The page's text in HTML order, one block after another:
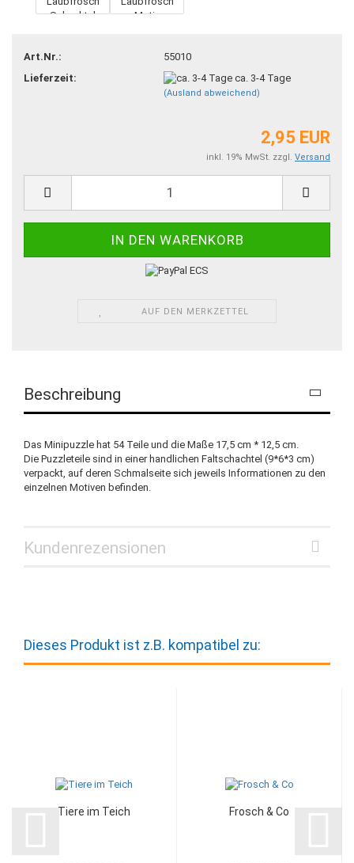
Art.Nr.:
55010
Lieferzeit:
ca. 3-4 Tage
(Ausland abweichend)
2,95 EUR
inkl. 19% MwSt. zzgl. Versand
AUF DEN MERKZETTEL
Beschreibung
Das Minipuzzle hat 54 Teile und die Maße 17,5 cm * 12,5 cm.
Die Puzzleteile sind in einer handlichen Faltschachtel (9*6*3 cm)
verpackt, auf deren Schmalseite sich jeweils Informationen zu den
einzelnen Motiven befinden.
Kundenrezensionen
Dieses Produkt ist z.B. kompatibel zu:
Tiere im Teich Frosch & Co